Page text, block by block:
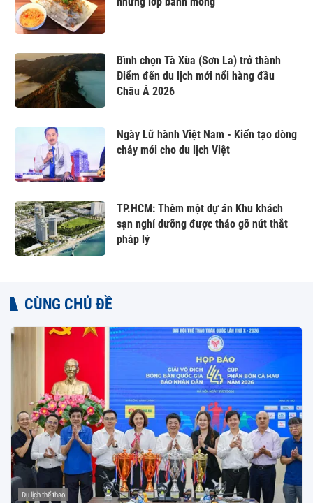
Bình chọn Tà Xùa (Sơn La) trở thành
Điểm đến du lịch mới nổi hàng đầu
Châu Á 2026
Ngày Lữ hành Việt Nam - Kiến tạo dòng
chảy mới cho du lịch Việt
TP.HCM: Thêm một dự án Khu khách
sạn nghỉ dưỡng được tháo gỡ nút thắt
pháp lý
CÙNG CHỦ ĐỀ
Du lịch thể thao